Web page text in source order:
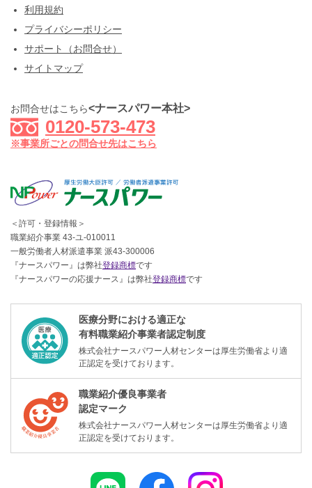
利用規約
プライバシーポリシー
サポート（お問合せ）
サイトマップ
お問合せはこちら<ナースパワー本社>
0120-573-473
※事業所ごとの問合せ先はこちら
＜許可・登録情報＞
職業紹介事業 43-ユ-010011
一般労働者人材派遣事業 派43-300006
『ナースパワー』は弊社登録商標です
『ナースパワーの応援ナース』は弊社登録商標です
医療分野における適正な
有料職業紹介事業者認定制度
株式会社ナースパワー人材センターは厚生労働省より適
正認定を受けております。
職業紹介優良事業者
認定マーク
株式会社ナースパワー人材センターは厚生労働省より適
正認定を受けております。